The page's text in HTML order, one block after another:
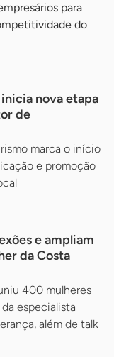
para
do
nova etapa
de
marca o início
e promoção
e ampliam
da Costa
400 mulheres
especialista
além de talk